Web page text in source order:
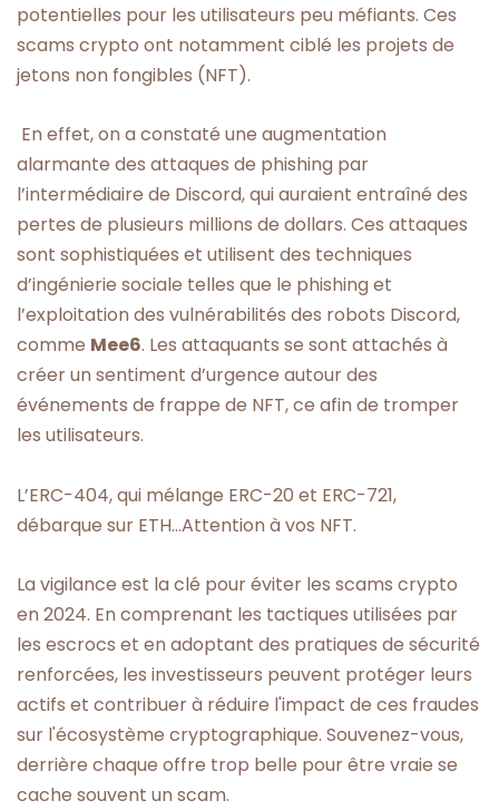
potentielles pour les utilisateurs peu méfiants. Ces
scams crypto ont notamment ciblé les projets de
jetons non fongibles (NFT).
En effet, on a constaté une augmentation
alarmante des attaques de phishing par
l’intermédiaire de Discord, qui auraient entraîné des
pertes de plusieurs millions de dollars. Ces attaques
sont sophistiquées et utilisent des techniques
d’ingénierie sociale telles que le phishing et
l’exploitation des vulnérabilités des robots Discord,
comme Mee6. Les attaquants se sont attachés à
créer un sentiment d’urgence autour des
événements de frappe de NFT, ce afin de tromper
les utilisateurs.
L’ERC-404, qui mélange ERC-20 et ERC-721,
débarque sur ETH…Attention à vos NFT.
La vigilance est la clé pour éviter les scams crypto
en 2024. En comprenant les tactiques utilisées par
les escrocs et en adoptant des pratiques de sécurité
renforcées, les investisseurs peuvent protéger leurs
actifs et contribuer à réduire l'impact de ces fraudes
sur l'écosystème cryptographique. Souvenez-vous,
derrière chaque offre trop belle pour être vraie se
cache souvent un scam.